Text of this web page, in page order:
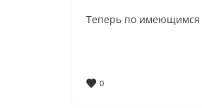
Теперь по имеющимся
0